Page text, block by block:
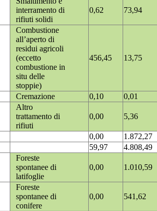
interramento di
rifiuti solidi
0,62 73,94
Combustione
all’aperto di
residui agricoli
(eccetto
combustione in
situ delle
stoppie)
456,45 13,75
Cremazione 0,10
0,01
Altro
trattamento di
rifiuti
0,00 5,36
0,00
1.872,27
59,97
4.808,49
Foreste
spontanee di
latifoglie
0,00 1.010,59
Foreste
spontanee di
conifere
0,00 541,62